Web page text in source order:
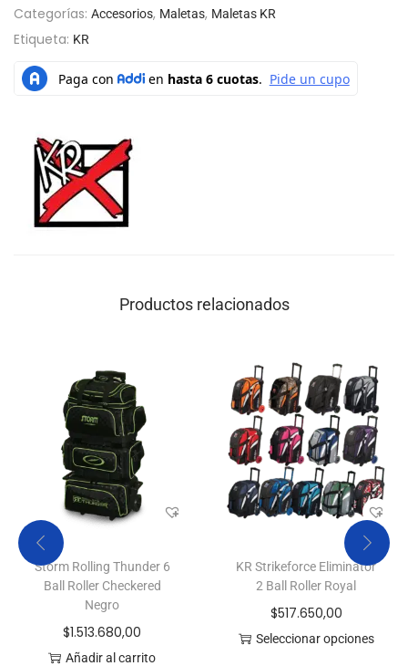
Categorías: Accesorios, Maletas, Maletas KR
Etiqueta: KR
Productos relacionados
Storm Rolling Thunder 6
Ball Roller Checkered
Negro
$1.513.680,00
Añadir al carrito
KR Strikeforce Eliminator
2 Ball Roller Royal
$517.650,00
Seleccionar opciones